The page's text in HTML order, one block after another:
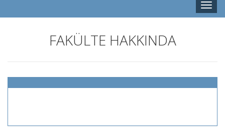
Toggle
FAKÜLTE HAKKINDA